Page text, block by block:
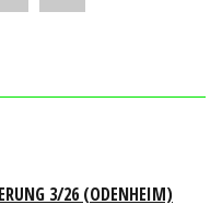
3/26 (ODENHEIM)